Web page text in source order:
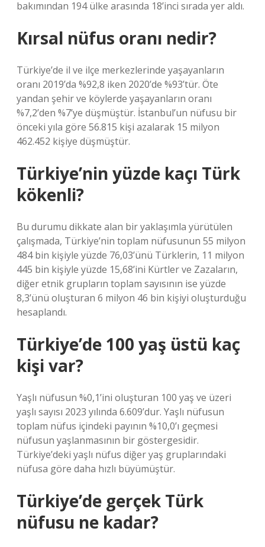
bakımından 194 ülke arasında 18’inci sırada yer aldı.
Kırsal nüfus oranı nedir?
Türkiye’de il ve ilçe merkezlerinde yaşayanların
oranı 2019’da %92,8 iken 2020’de %93’tür. Öte
yandan şehir ve köylerde yaşayanların oranı
%7,2’den %7’ye düşmüştür. İstanbul’un nüfusu bir
önceki yıla göre 56.815 kişi azalarak 15 milyon
462.452 kişiye düşmüştür.
Türkiye’nin yüzde kaçı Türk
kökenli?
Bu durumu dikkate alan bir yaklaşımla yürütülen
çalışmada, Türkiye’nin toplam nüfusunun 55 milyon
484 bin kişiyle yüzde 76,03’ünü Türklerin, 11 milyon
445 bin kişiyle yüzde 15,68’ini Kürtler ve Zazaların,
diğer etnik grupların toplam sayısının ise yüzde
8,3’ünü oluşturan 6 milyon 46 bin kişiyi oluşturduğu
hesaplandı.
Türkiye’de 100 yaş üstü kaç
kişi var?
Yaşlı nüfusun %0,1’ini oluşturan 100 yaş ve üzeri
yaşlı sayısı 2023 yılında 6.609’dur. Yaşlı nüfusun
toplam nüfus içindeki payının %10,0’ı geçmesi
nüfusun yaşlanmasının bir göstergesidir.
Türkiye’deki yaşlı nüfus diğer yaş gruplarındaki
nüfusa göre daha hızlı büyümüştür.
Türkiye’de gerçek Türk
nüfusu ne kadar?